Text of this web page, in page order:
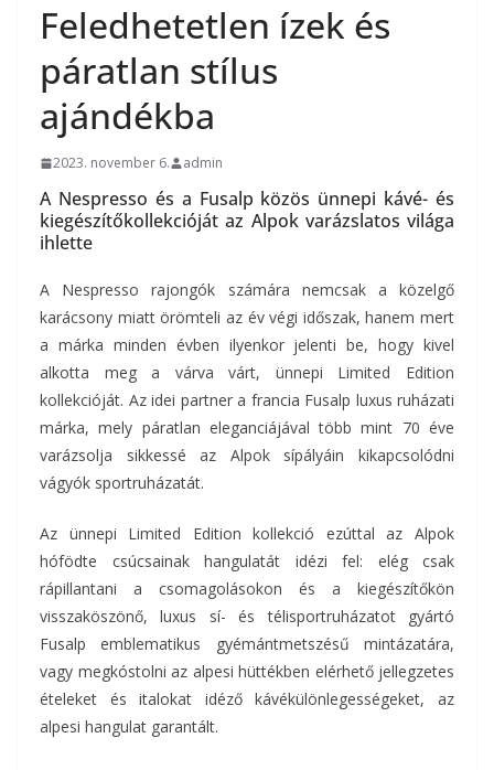
Feledhetetlen ízek és
páratlan stílus
ajándékba
2023. november 6. admin
A Nespresso és a Fusalp közös ünnepi kávé- és
kiegészítőkollekcióját az Alpok varázslatos világa
ihlette
A Nespresso rajongók számára nemcsak a közelgő
karácsony miatt örömteli az év végi időszak, hanem mert
a márka minden évben ilyenkor jelenti be, hogy kivel
alkotta meg a várva várt, ünnepi Limited Edition
kollekcióját. Az idei partner a francia Fusalp luxus ruházati
márka, mely páratlan eleganciájával több mint 70 éve
varázsolja sikkessé az Alpok sípályáin kikapcsolódni
vágyók sportruházatát.
Az ünnepi Limited Edition kollekció ezúttal az Alpok
hófödte csúcsainak hangulatát idézi fel: elég csak
rápillantani a csomagolásokon és a kiegészítőkön
visszaköszönő, luxus sí- és télisportruházatot gyártó
Fusalp emblematikus gyémántmetszésű mintázatára,
vagy megkóstolni az alpesi hüttékben elérhető jellegzetes
ételeket és italokat idéző kávékülönlegességeket, az
alpesi hangulat garantált.